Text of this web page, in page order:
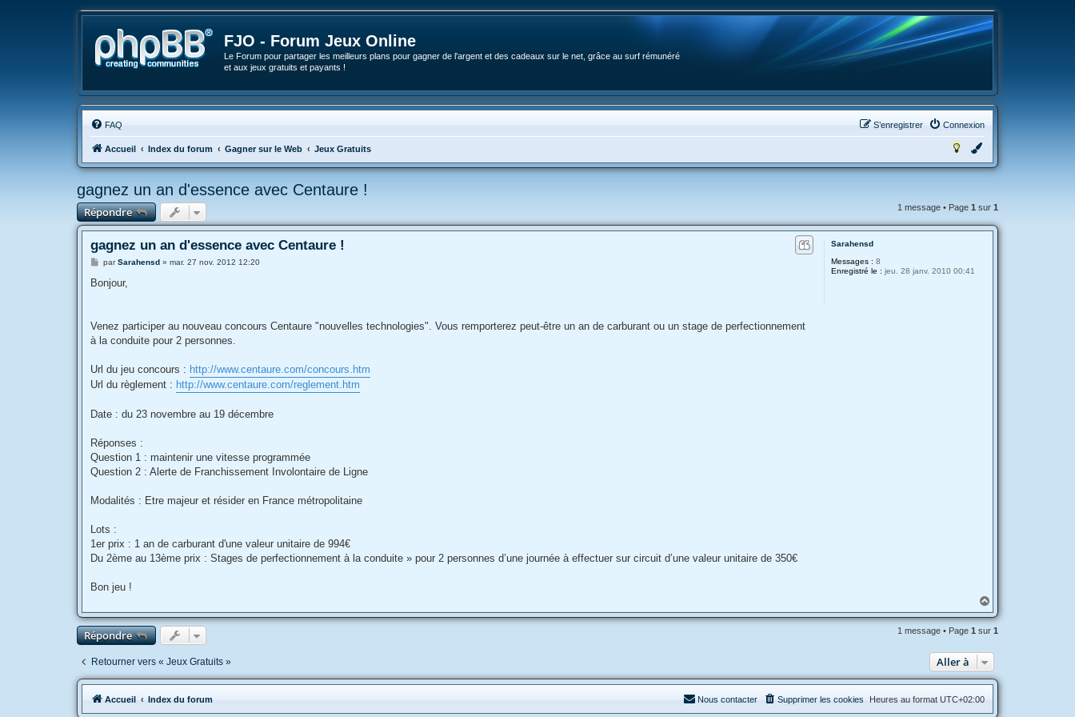
FJO - Forum Jeux Online
Le Forum pour partager les meilleurs plans pour gagner de l'argent et des cadeaux sur le net, grâce au surf rémunéré
et aux jeux gratuits et payants !
FAQ Connexion
S’enregistrer
Accueil Index du forum Gagner sur le Web Jeux Gratuits
gagnez un an d'essence avec Centaure !
Répondre 1 message • Page 1 sur 1
Sarahensd
Messages : 8
Enregistré le : jeu. 28 janv. 2010 00:41
gagnez un an d'essence avec Centaure !
M
s
parSarahensd» mar. 27 nov. 2012 12:20
Bonjour,
Venez participer au nouveau concours Centaure "nouvelles technologies". Vous remporterez peut-être un an de carburant ou un stage de perfectionnement
à la conduite pour 2 personnes.
Url du jeu concours : http://www.centaure.com/concours.htm
Url du règlement : http://www.centaure.com/reglement.htm
Date : du 23 novembre au 19 décembre
Réponses :
Question 1 : maintenir une vitesse programmée
Question 2 : Alerte de Franchissement Involontaire de Ligne
Modalités : Etre majeur et résider en France métropolitaine
Lots :
1er prix : 1 an de carburant d'une valeur unitaire de 994€
Du 2ème au 13ème prix : Stages de perfectionnement à la conduite » pour 2 personnes d’une journée à effectuer sur circuit d’une valeur unitaire de 350€
Bon jeu !
a
u
t
Répondre 1 message • Page 1 sur 1
Retourner vers « Jeux Gratuits » Aller à
Accueil Index du forum Heures au format UTC+02:00
Supprimer les cookies
Nous contacter